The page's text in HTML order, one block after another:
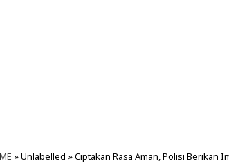
» Unlabelled » Ciptakan Rasa Aman, Polisi Berikan